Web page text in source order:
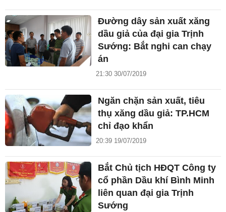
Đường dây sản xuất xăng
dầu giả của đại gia Trịnh
Sướng: Bắt nghi can chạy
án
21:30 30/07/2019
Ngăn chặn sản xuất, tiêu
thụ xăng dầu giả: TP.HCM
chỉ đạo khẩn
20:39 19/07/2019
Bắt Chủ tịch HĐQT Công ty
cổ phần Dầu khí Bình Minh
liên quan đại gia Trịnh
Sướng